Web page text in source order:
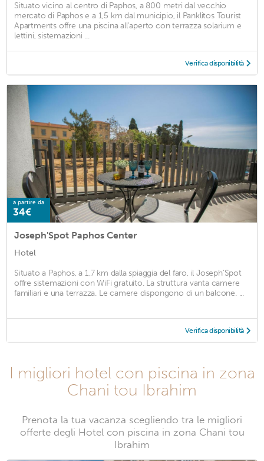
Situato vicino al centro di Paphos, a 800 metri dal vecchio
mercato di Paphos e a 1,5 km dal municipio, il Panklitos Tourist
Apartments offre una piscina all'aperto con terrazza solarium e
lettini, sistemazioni ...
Verifica disponibilità
a partire da
34€
Joseph'Spot Paphos Center
Hotel
Situato a Paphos, a 1,7 km dalla spiaggia del faro, il Joseph'Spot
offre sistemazioni con WiFi gratuito. La struttura vanta camere
familiari e una terrazza. Le camere dispongono di un balcone. ...
Verifica disponibilità
I migliori hotel con piscina in zona
Chani tou Ibrahim
Prenota la tua vacanza scegliendo tra le migliori
offerte degli Hotel con piscina in zona Chani tou
Ibrahim